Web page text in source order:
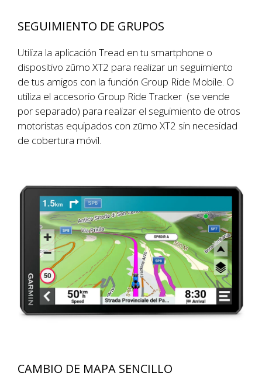
SEGUIMIENTO DE GRUPOS
Utiliza la aplicación Tread en tu smartphone o
dispositivo zūmo XT2 para realizar un seguimiento
de tus amigos con la función Group Ride Mobile. O
utiliza el accesorio Group Ride Tracker (se vende
por separado) para realizar el seguimiento de otros
motoristas equipados con zūmo XT2 sin necesidad
de cobertura móvil.
CAMBIO DE MAPA SENCILLO